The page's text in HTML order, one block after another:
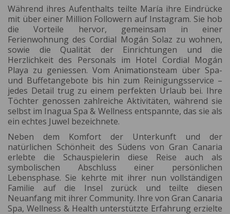
Während ihres Aufenthalts teilte María ihre Eindrücke
mit über einer Million Followern auf Instagram. Sie hob
die Vorteile hervor, gemeinsam in einer
Ferienwohnung des Cordial Mogán Solaz zu wohnen,
sowie die Qualität der Einrichtungen und die
Herzlichkeit des Personals im Hotel Cordial Mogán
Playa zu geniessen. Vom Animationsteam über Spa-
und Buffetangebote bis hin zum Reinigungsservice –
jedes Detail trug zu einem perfekten Urlaub bei. Ihre
Töchter genossen zahlreiche Aktivitäten, während sie
selbst im Inagua Spa & Wellness entspannte, das sie als
ein echtes Juwel bezeichnete.
Neben dem Komfort der Unterkunft und der
natürlichen Schönheit des Südens von Gran Canaria
erlebte die Schauspielerin diese Reise auch als
symbolischen Abschluss einer persönlichen
Lebensphase. Sie kehrte mit ihrer nun vollständigen
Familie auf die Insel zurück und teilte diesen
Neuanfang mit ihrer Community. Ihre von Gran Canaria
Spa, Wellness & Health unterstützte Erfahrung erzielte